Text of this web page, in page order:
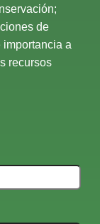
de
a
recursos